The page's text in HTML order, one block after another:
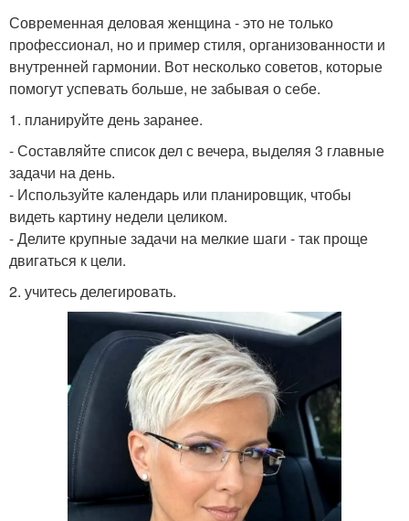
Современная деловая женщина - это не только
профессионал, но и пример стиля, организованности и
внутренней гармонии. Вот несколько советов, которые
помогут успевать больше, не забывая о себе.
1. планируйте день заранее.
- Составляйте список дел с вечера, выделяя 3 главные
задачи на день.
- Используйте календарь или планировщик, чтобы
видеть картину недели целиком.
- Делите крупные задачи на мелкие шаги - так проще
двигаться к цели.
2. учитесь делегировать.